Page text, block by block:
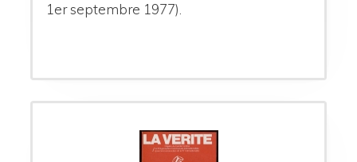
1er septembre 1977).